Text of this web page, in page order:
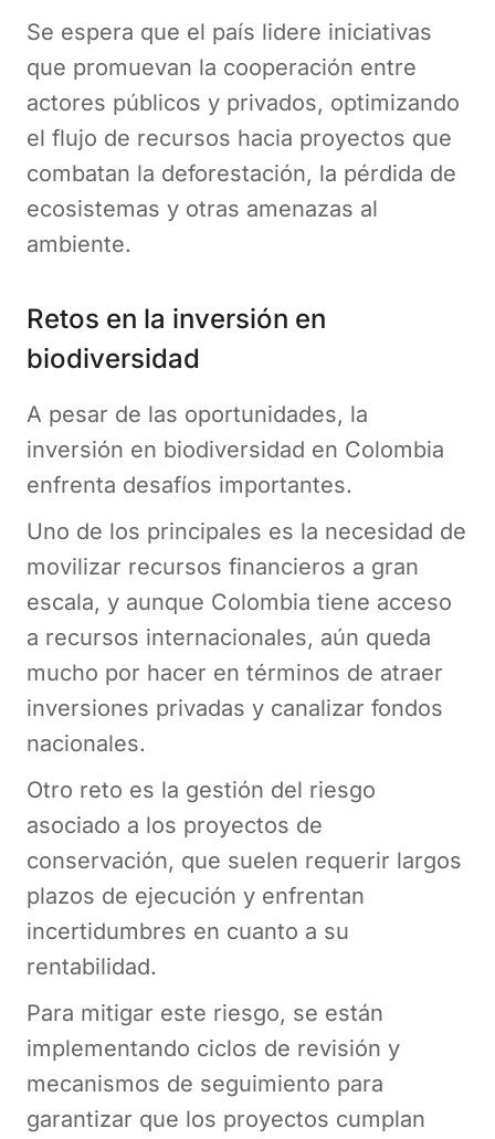
Se espera que el país lidere iniciativas
que promuevan la cooperación entre
actores públicos y privados, optimizando
el flujo de recursos hacia proyectos que
combatan la deforestación, la pérdida de
ecosistemas y otras amenazas al
ambiente​.
Retos en la inversión en
biodiversidad
A pesar de las oportunidades, la
inversión en biodiversidad en Colombia
enfrenta desafíos importantes.
Uno de los principales es la necesidad de
movilizar recursos financieros a gran
escala, y aunque Colombia tiene acceso
a recursos internacionales, aún queda
mucho por hacer en términos de atraer
inversiones privadas y canalizar fondos
nacionales​.
Otro reto es la gestión del riesgo
asociado a los proyectos de
conservación, que suelen requerir largos
plazos de ejecución y enfrentan
incertidumbres en cuanto a su
rentabilidad.
Para mitigar este riesgo, se están
implementando ciclos de revisión y
mecanismos de seguimiento para
garantizar que los proyectos cumplan